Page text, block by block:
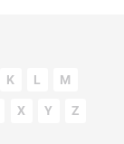
K L M
X Y Z